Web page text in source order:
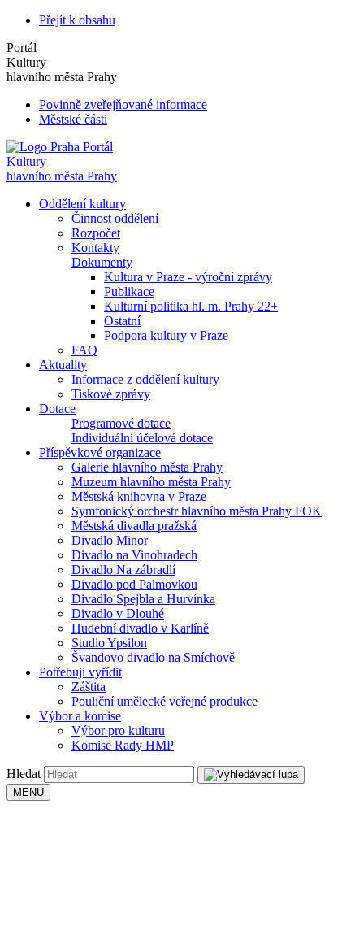
Přejít k obsahu
Portál
Kultury
hlavního města Prahy
Povinně zveřejňované informace
Městské části
Portál
Kultury
hlavního města Prahy
Oddělení kultury
Činnost oddělení
Rozpočet
Kontakty
Dokumenty
Kultura v Praze - výroční zprávy
Publikace
Kulturní politika hl. m. Prahy 22+
Ostatní
Podpora kultury v Praze
FAQ
Aktuality
Informace z oddělení kultury
Tiskové zprávy
Dotace
Programové dotace
Individuální účelová dotace
Příspěvkové organizace
Galerie hlavního města Prahy
Muzeum hlavního města Prahy
Městská knihovna v Praze
Symfonický orchestr hlavního města Prahy FOK
Městská divadla pražská
Divadlo Minor
Divadlo na Vinohradech
Divadlo Na zábradlí
Divadlo pod Palmovkou
Divadlo Spejbla a Hurvínka
Divadlo v Dlouhé
Hudební divadlo v Karlíně
Studio Ypsilon
Švandovo divadlo na Smíchově
Potřebuji vyřídit
Záštita
Pouliční umělecké veřejné produkce
Výbor a komise
Výbor pro kulturu
Komise Rady HMP
Hledat
MENU